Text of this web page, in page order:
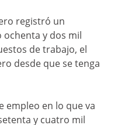
registró un
ochenta y dos mil
de trabajo, el
desde que se tenga
empleo en lo que va
y cuatro mil